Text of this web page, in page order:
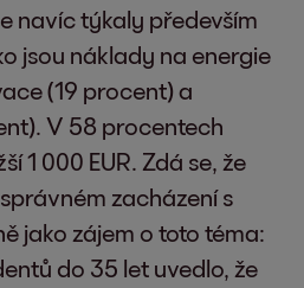
navíc týkaly především
jsou náklady na energie
(19 procent) a
V 58 procentech
1 000 EUR. Zdá se, že
zacházení s
jako zájem o toto téma:
do 35 let uvedlo, že